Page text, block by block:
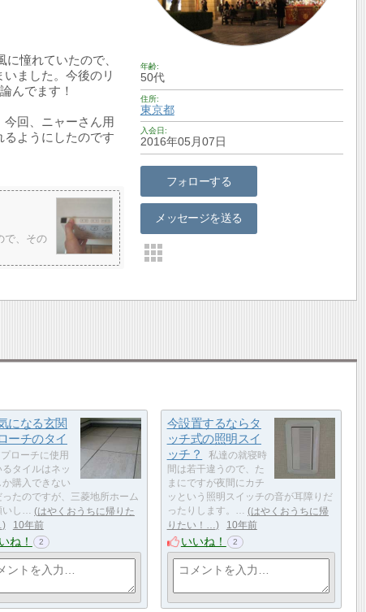
年齢
50代
住所
東京都
入会日
2016年05月07日
フォローする
メッセージを送る
憧れていたので、
ました。今後のリ
んでます！
回、ニャーさん用
ようにしたのです
で、その
になる玄関
ーチのタイ
ローチに使用
るタイルはネッ
か購入できない
ったのですが、三菱地所ホーム
いし…
はやくおうちに帰りた
10年前
ね！ 2
今設置するならタ
ッチ式の照明スイ
ッチ？
私達の就寝時
間は若干違うので、た
まにですが夜間にカチ
ッという照明スイッチの音が耳障りだ
ったりします。…
はやくおうちに帰
りたい！…
10年前
いいね！ 2